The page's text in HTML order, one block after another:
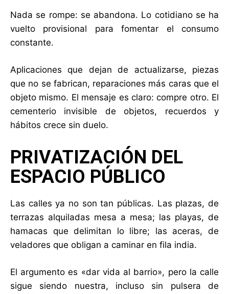
Nada se rompe: se abandona. Lo cotidiano se ha
vuelto provisional para fomentar el consumo
constante.
Aplicaciones que dejan de actualizarse, piezas
que no se fabrican, reparaciones más caras que el
objeto mismo. El mensaje es claro: compre otro. El
cementerio invisible de objetos, recuerdos y
hábitos crece sin duelo.
PRIVATIZACIÓN DEL
ESPACIO PÚBLICO
Las calles ya no son tan públicas. Las plazas, de
terrazas alquiladas mesa a mesa; las playas, de
hamacas que delimitan lo libre; las aceras, de
veladores que obligan a caminar en fila india.
El argumento es «dar vida al barrio», pero la calle
sigue siendo nuestra, incluso sin pulsera de